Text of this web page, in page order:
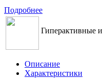
Подробнее
Гиперактивные и
Описание
Характеристики